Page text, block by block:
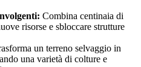
Combina centinaia di
risorse e sbloccare strutture
un terreno selvaggio in
una varietà di colture e